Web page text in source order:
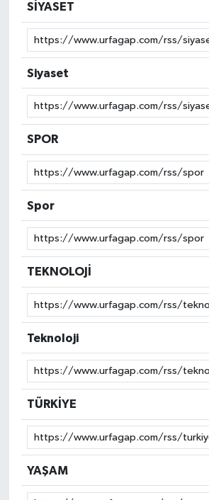
SİYASET
Siyaset
SPOR
Spor
TEKNOLOJİ
Teknoloji
TÜRKİYE
YAŞAM